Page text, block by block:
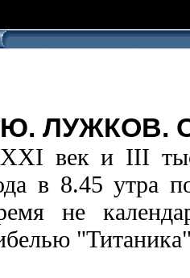
Ю. ЛУЖКОВ.
XXI век и III
в 8.45 утра
не